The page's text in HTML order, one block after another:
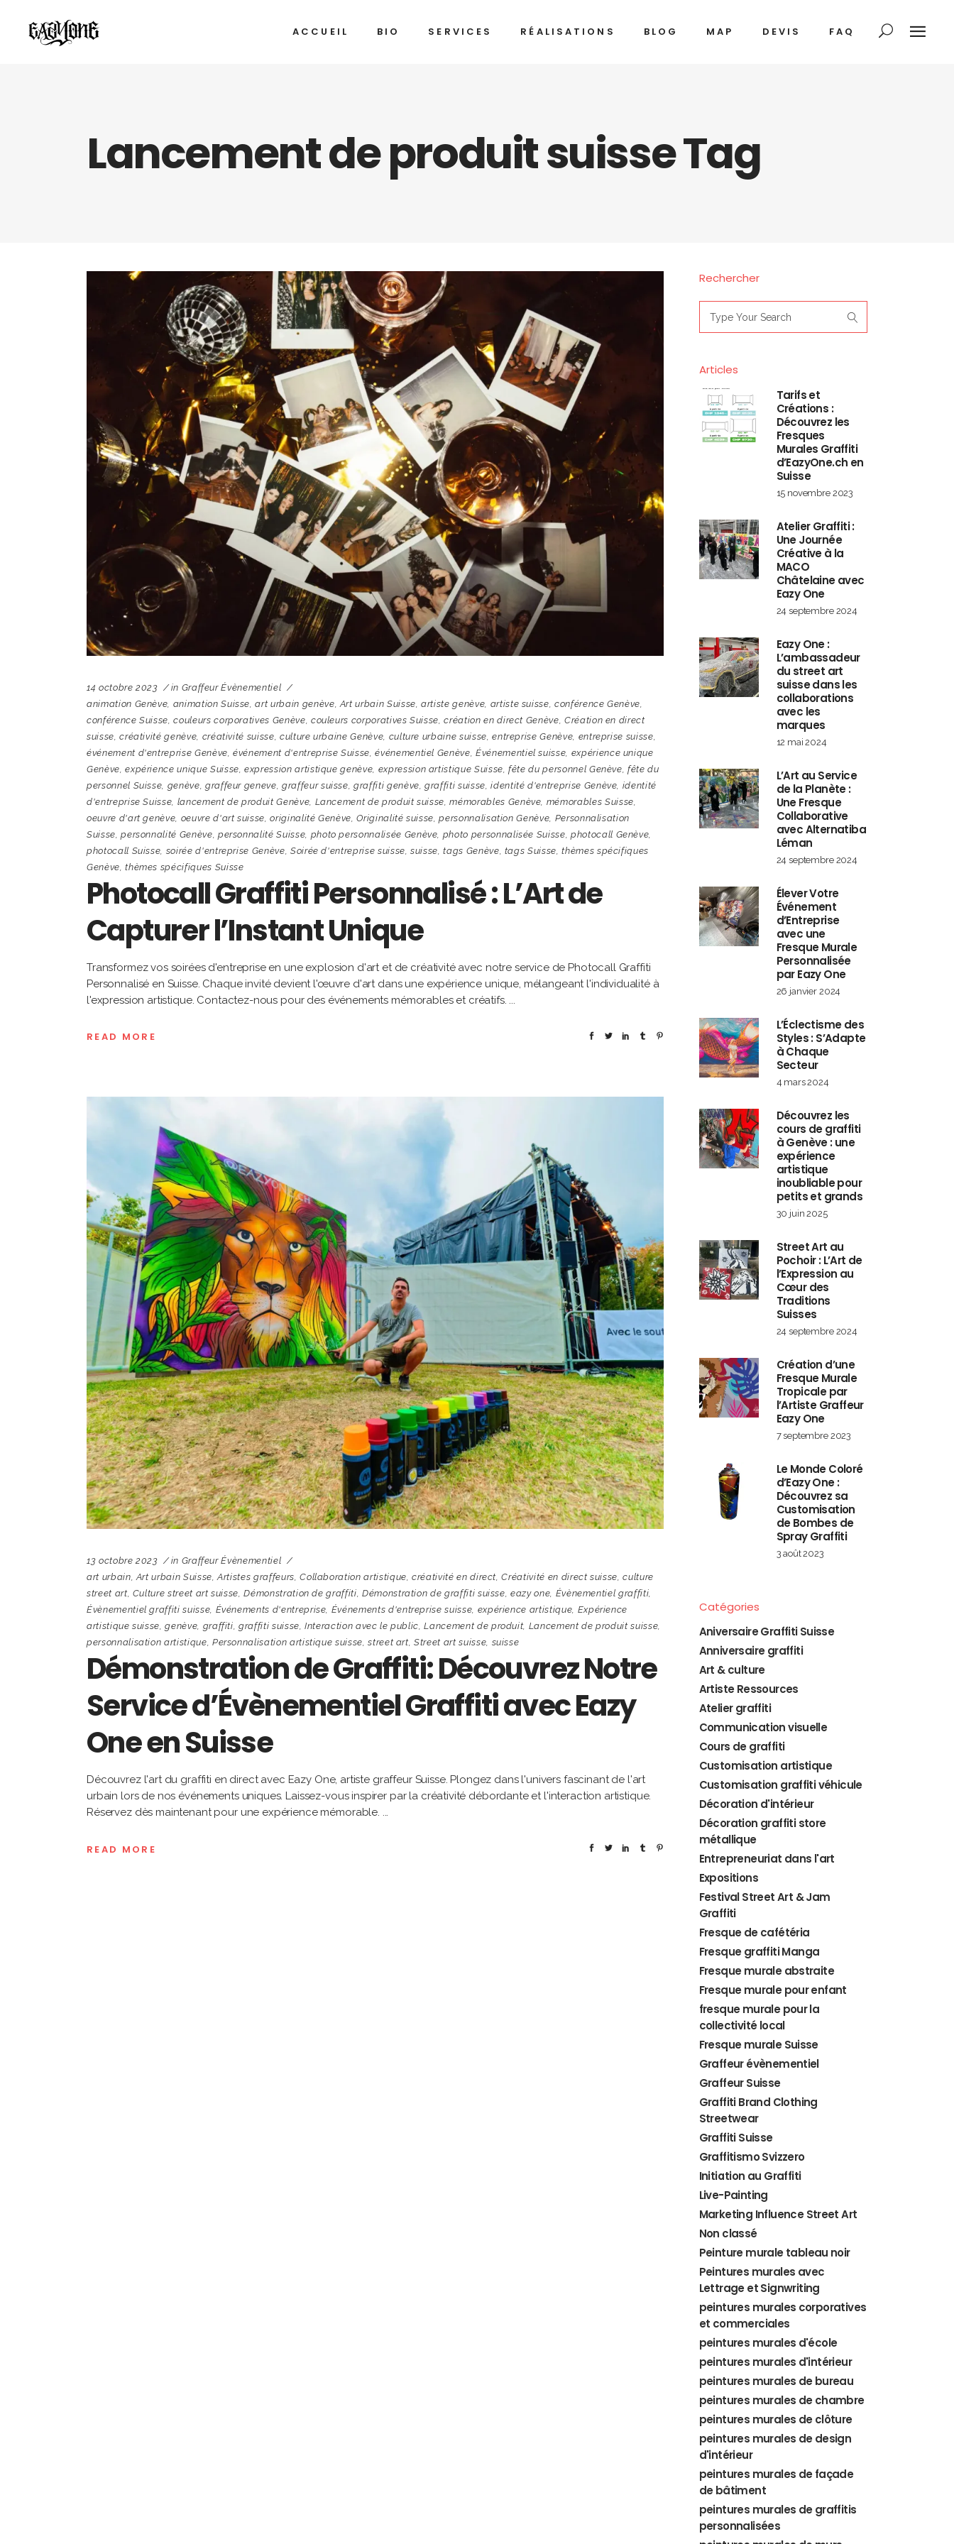
ACCUEIL BIO SERVICES RÉALISATIONS BLOG MAP DEVIS FAQ
Lancement de produit suisse Tag
14 octobre 2023 in Graffeur Évènementiel
animation Genève animation Suisse ,art urbain genève Art urbain Suisse ,artiste genève artiste suisse ,conférence Genève
conférence Suisse ,couleurs corporatives Genève couleurs corporatives Suisse ,création en direct Genève Création en direct
suisse ,créativité genève créativité suisse culture urbaine Genève culture urbaine suisse ,entreprise Genève entreprise suisse
événement d'entreprise Genève ,événement d'entreprise Suisse ,événementiel Genève ,Événementiel suisse expérience unique
Genève ,expérience unique Suisse ,expression artistique genève expression artistique Suisse ,fête du personnel Genève ,fête du
personnel Suisse genève graffeur geneve ,graffeur suisse ,graffiti genève ,graffiti suisse ,identité d'entreprise Genève identité
d'entreprise Suisse lancement de produit Genève Lancement de produit suisse ,mémorables Genève mémorables Suisse
oeuvre d'art genève oeuvre d'art suisse ,originalité Genève ,Originalité suisse ,personnalisation Genève Personnalisation
Suisse ,personnalité Genève personnalité Suisse photo personnalisée Genève photo personnalisée Suisse photocall Genève
photocall Suisse soirée d'entreprise Genève Soirée d'entreprise suisse ,suisse ,tags Genève tags Suisse ,thèmes spécifiques
Genève ,thèmes spécifiques Suisse
Photocall Graffiti Personnalisé : L’Art de
Capturer l’Instant Unique
Transformez vos soirées d'entreprise en une explosion d'art et de créativité avec notre service de Photocall Graffiti
Personnalisé en Suisse. Chaque invité devient l'œuvre d'art dans une expérience unique, mélangeant l'individualité à
l'expression artistique. Contactez-nous pour des événements mémorables et créatifs.
READ MORE
13 octobre 2023 in Graffeur Évènementiel
art urbain,Art urbain Suisse,Artistes graffeurs,Collaboration artistique,créativité en direct,Créativité en direct suisse,culture
street art, Culture street art suisse,Démonstration de graffiti, Démonstration de graffiti suisse,eazy one, Évènementiel graffiti,
Évènementiel graffiti suisse, Événements d'entreprise, Événements d'entreprise suisse, expérience artistique, Expérience
artistique suisse,genève, graffiti,graffiti suisse,Interaction avec le public,Lancement de produit, Lancement de produit suisse,
personnalisation artistique, Personnalisation artistique suisse,street art,Street art suisse, suisse
Démonstration de Graffiti: Découvrez Notre
Service d’Évènementiel Graffiti avec Eazy
One en Suisse
Découvrez l'art du graffiti en direct avec Eazy One, artiste graffeur Suisse. Plongez dans l'univers fascinant de l'art
urbain lors de nos événements uniques. Laissez-vous inspirer par la créativité débordante et l'interaction artistique.
Réservez dès maintenant pour une expérience mémorable.
READ MORE
Rechercher
for:
Articles
Tarifs et
Créations :
Découvrez les
Fresques
Murales Graffiti
d’EazyOne.ch en
Suisse
15 novembre 2023
Atelier Graffiti :
Une Journée
Créative à la
MACO
Châtelaine avec
Eazy One
24 septembre 2024
Eazy One :
L’ambassadeur
du street art
suisse dans les
collaborations
avec les
marques
12 mai 2024
L’Art au Service
de la Planète :
Une Fresque
Collaborative
avec Alternatiba
Léman
24 septembre 2024
Élever Votre
Événement
d’Entreprise
avec une
Fresque Murale
Personnalisée
par Eazy One
26 janvier 2024
L’Éclectisme des
Styles : S’Adapte
à Chaque
Secteur
4 mars 2024
Découvrez les
cours de graffiti
à Genève : une
expérience
artistique
inoubliable pour
petits et grands
30 juin 2025
Street Art au
Pochoir : L’Art de
l’Expression au
Cœur des
Traditions
Suisses
24 septembre 2024
Création d’une
Fresque Murale
Tropicale par
l’Artiste Graffeur
Eazy One
7 septembre 2023
Le Monde Coloré
d’Eazy One :
Découvrez sa
Customisation
de Bombes de
Spray Graffiti
3 août 2023
Catégories
Aniversaire Graffiti Suisse
Anniversaire graffiti
Art & culture
Artiste Ressources
Atelier graffiti
Communication visuelle
Cours de graffiti
Customisation artistique
Customisation graffiti véhicule
Décoration d'intérieur
Décoration graffiti store
métallique
Entrepreneuriat dans l'art
Expositions
Festival Street Art & Jam
Graffiti
Fresque de cafétéria
Fresque graffiti Manga
Fresque murale abstraite
Fresque murale pour enfant
fresque murale pour la
collectivité local
Fresque murale Suisse
Graffeur évènementiel
Graffeur Suisse
Graffiti Brand Clothing
Streetwear
Graffiti Suisse
Graffitismo Svizzero
Initiation au Graffiti
Live-Painting
Marketing Influence Street Art
Non classé
Peinture murale tableau noir
Peintures murales avec
Lettrage et Signwriting
peintures murales corporatives
et commerciales
peintures murales d'école
peintures murales d'intérieur
peintures murales de bureau
peintures murales de chambre
peintures murales de clôture
peintures murales de design
d'intérieur
peintures murales de façade
de bâtiment
peintures murales de graffitis
personnalisées